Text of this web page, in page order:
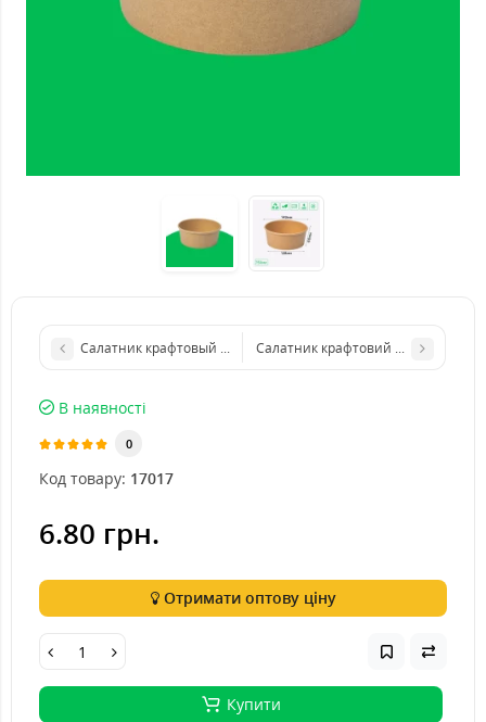
Салатник крафтовый круглий 1000 мл. HRC
Салатник крафтовий 500 мл
В наявності
0
Код товару: 17017
6.80 грн.
Отримати оптову ціну
Купити